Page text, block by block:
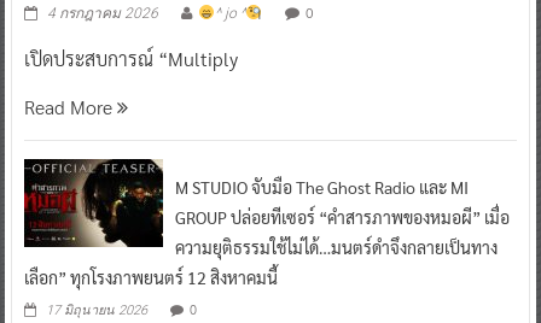
4 กรกฎาคม 2026 ^ jo ^ 0
เปิดประสบการณ์ “Multiply
Read More
M STUDIO จับมือ The Ghost Radio และ MI
GROUP ปล่อยทีเซอร์ “คำสารภาพของหมอผี” เมื่อ
ความยุติธรรมใช้ไม่ได้…มนตร์ดำจึงกลายเป็นทาง
เลือก” ทุกโรงภาพยนตร์ 12 สิงหาคมนี้
17 มิถุนายน 2026 0